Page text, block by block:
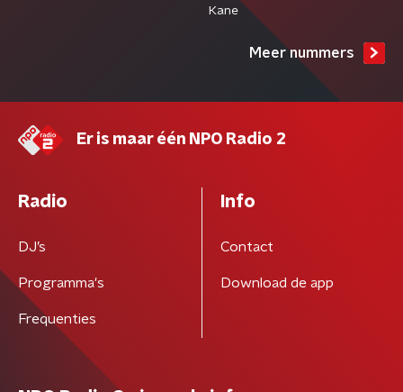
Kane
Meer nummers
Er is maar één NPO Radio 2
Radio
DJ’s
Programma's
Frequenties
Info
Contact
Download de app